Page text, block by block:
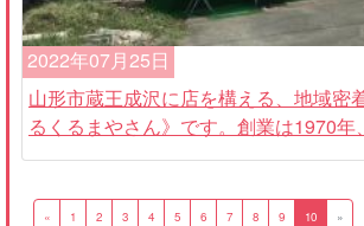
2022年07月25日
山形市蔵王成沢に店を構える、地域密
るくるまやさん》です。創業は1970年
« 1 2 3 4 5 6 7 8 9 10 »